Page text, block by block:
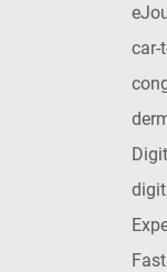
car-